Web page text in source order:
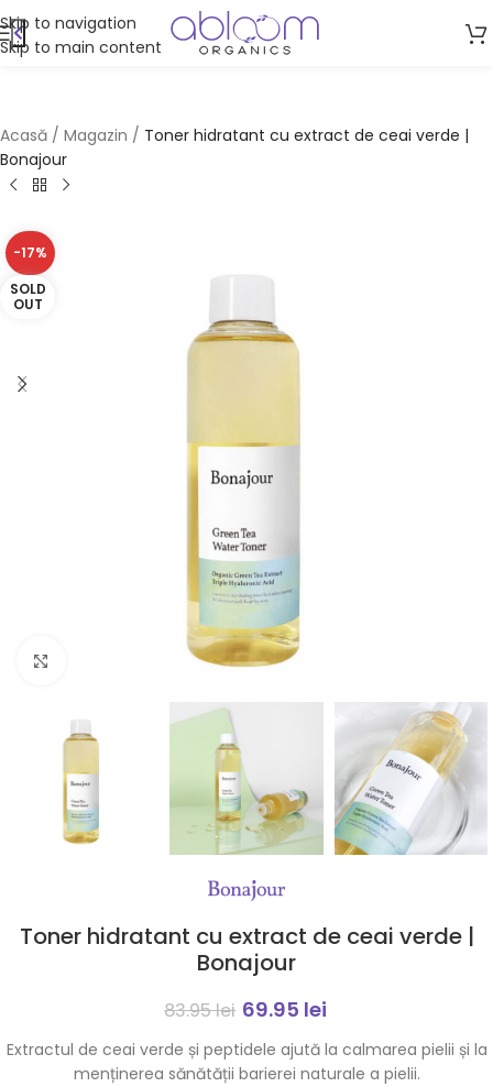
Skip to navigation
Skip to main content
Acasă / Magazin / Toner hidratant cu extract de ceai verde |
Bonajour
-17%
SOLD
OUT
Toner hidratant cu extract de ceai verde |
Bonajour
83.95lei 69.95 lei
Extractul de ceai verde și peptidele ajută la calmarea pielii și la
menținerea sănătății barierei naturale a pielii.